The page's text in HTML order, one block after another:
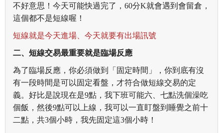
不好意思！今天可能快過完了，60分K就會遇到會留倉，
這個都不是短線喔！
短線就是今天進場、今天就要有出場訊號
二、短線交易最重要就是臨場反應
為了臨場反應，你必須做到「固定時間」， 你到底有沒
有一段時間是可以固定看盤，才符合做短線交易的定
義。好比是說現在是9點，我下班可能六、七點洗個澡吃
個飯，然後9點可以上線，我可以一直盯盤到睡覺之前十
二點，共3個小時，我先固定這3個小時！